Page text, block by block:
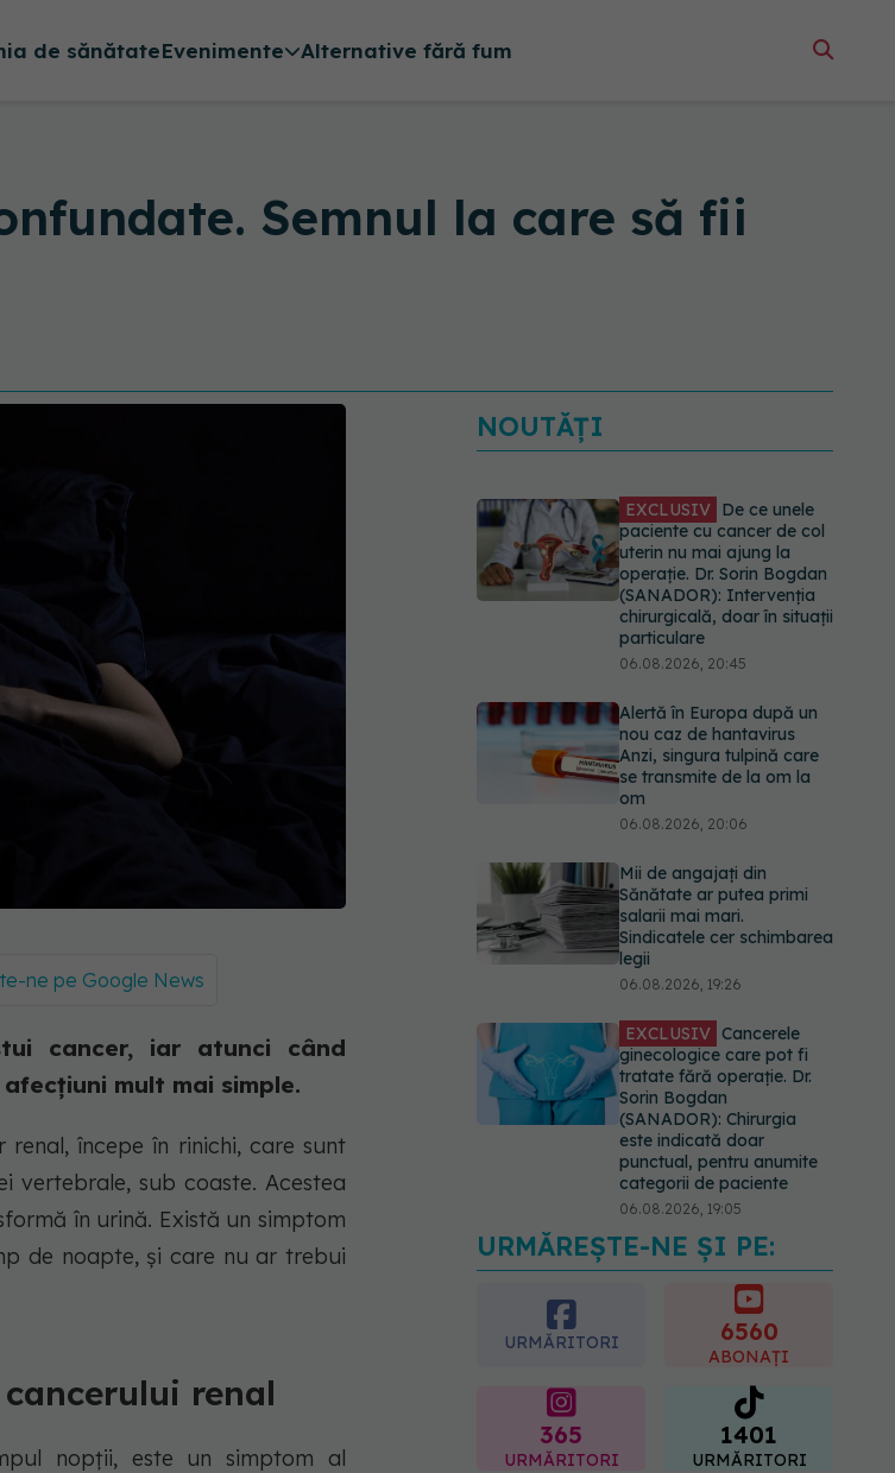
de sănătateEvenimente Alternative fără fum
Semnul la care să fii
ne pe Google News
cancer, iar atunci când
mult mai simple.
renal, începe în rinichi, care sunt
vertebrale, sub coaste. Acestea
în urină. Există un simptom
de noapte, și care nu ar trebui
renal
nopții, este un simptom al
NOUTĂȚI
EXCLUSIV De ce unele
paciente cu cancer de col
uterin nu mai ajung la
operație. Dr. Sorin Bogdan
(SANADOR): Intervenția
chirurgicală, doar în situații
particulare
06.08.2026, 20:45
Alertă în Europa după un
nou caz de hantavirus
Anzi, singura tulpină care
se transmite de la om la
om
06.08.2026, 20:06
Mii de angajați din
Sănătate ar putea primi
salarii mai mari.
Sindicatele cer schimbarea
legii
06.08.2026, 19:26
EXCLUSIV Cancerele
ginecologice care pot fi
tratate fără operație. Dr.
Sorin Bogdan
(SANADOR): Chirurgia
este indicată doar
punctual, pentru anumite
categorii de paciente
06.08.2026, 19:05
EXCLUSIV Brahiterapie
vs radioterapie externă în
cancerul ginecologic. Dr.
Sorin Bogdan (SANADOR)
explică diferența și cum
acționează tratamentul
URMĂREȘTE-NE ȘI PE:
URMĂRITORI 6560
ABONAȚI
365
URMĂRITORI
1401
URMĂRITORI